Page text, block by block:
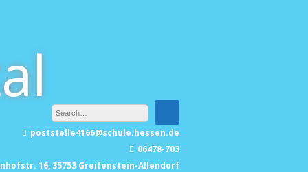
poststelle4166@schule.hessen.de
06478-703
16, 35753 Greifenstein-Allendorf